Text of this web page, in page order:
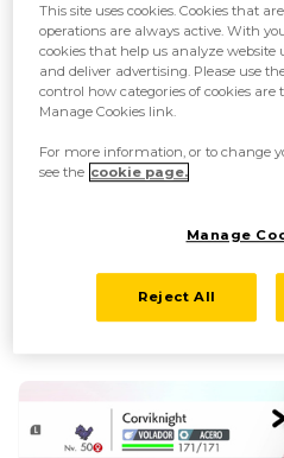
This site uses cookies. Cookies that
operations are always active. With
cookies that help us analyze
and deliver advertising. Please use
control how categories of cookies are
Manage Cookies link.
For more information, or to change
see the cookie page.
Manage
Reject All